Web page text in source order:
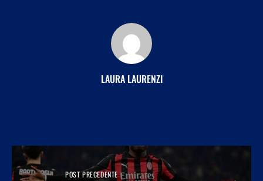
LAURA LAURENZI
POST PRECEDENTE